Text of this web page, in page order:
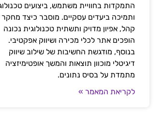
התמקדות בחוויית משתמש, ביצועים
ותמיכה ביעדים עסקיים. מוסבר כיצד מחקר
קהל, אפיון מדויק ותשתית טכנולוגית נכונה
הופכים אתר לכלי מכירה ושיווק אפקטיבי.
בנוסף, מודגשת החשיבות של שילוב שיווק
דיגיטלי מוכוון תוצאות והמשך אופטימיזציה
מתמדת על בסיס נתונים.
לקריאת המאמר »